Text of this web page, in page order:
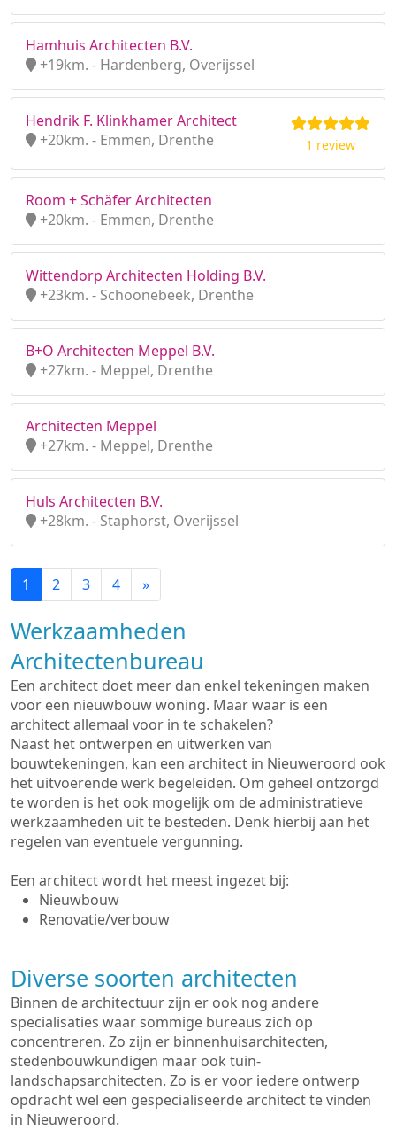
Hamhuis Architecten B.V.
+19km. - Hardenberg, Overijssel
Hendrik F. Klinkhamer Architect
+20km. - Emmen, Drenthe
1 review
Room + Schäfer Architecten
+20km. - Emmen, Drenthe
Wittendorp Architecten Holding B.V.
+23km. - Schoonebeek, Drenthe
B+O Architecten Meppel B.V.
+27km. - Meppel, Drenthe
Architecten Meppel
+27km. - Meppel, Drenthe
Huls Architecten B.V.
+28km. - Staphorst, Overijssel
1 2 3 4 »
Werkzaamheden
Architectenbureau
Een architect doet meer dan enkel tekeningen maken
voor een nieuwbouw woning. Maar waar is een
architect allemaal voor in te schakelen?
Naast het ontwerpen en uitwerken van
bouwtekeningen, kan een architect in Nieuweroord ook
het uitvoerende werk begeleiden. Om geheel ontzorgd
te worden is het ook mogelijk om de administratieve
werkzaamheden uit te besteden. Denk hierbij aan het
regelen van eventuele vergunning.
Een architect wordt het meest ingezet bij:
Nieuwbouw
Renovatie/verbouw
Diverse soorten architecten
Binnen de architectuur zijn er ook nog andere
specialisaties waar sommige bureaus zich op
concentreren. Zo zijn er binnenhuisarchitecten,
stedenbouwkundigen maar ook tuin-
landschapsarchitecten. Zo is er voor iedere ontwerp
opdracht wel een gespecialiseerde architect te vinden
in Nieuweroord.